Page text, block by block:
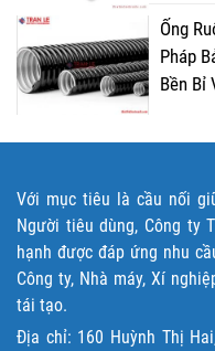
Ống
Pháp
Bền Bỉ
Với mục tiêu là cầu nối
Người tiêu dùng, Công ty
hạnh được đáp ứng nhu
Công ty, Nhà máy, Xí
tái tạo.
Địa chỉ: 160 Huỳnh Thị